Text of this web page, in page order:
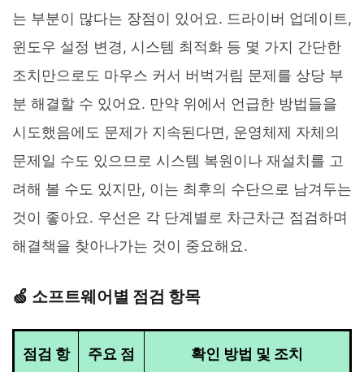
는 부분이 많다는 장점이 있어요. 드라이버 업데이트,
윈도우 설정 변경, 시스템 최적화 등 몇 가지 간단한
조치만으로도 마우스 커서 버벅거림 문제를 상당 부
분 해결할 수 있어요. 만약 위에서 언급한 방법들을
시도했음에도 문제가 지속된다면, 운영체제 자체의
문제일 수도 있으므로 시스템 복원이나 재설치를 고
려해 볼 수도 있지만, 이는 최후의 수단으로 남겨두는
것이 좋아요. 우선은 각 단계별로 차근차근 점검하며
해결책을 찾아나가는 것이 중요해요.
🍏 소프트웨어별 점검 항목
점검 항
주요 점
확인 방법 및 조치